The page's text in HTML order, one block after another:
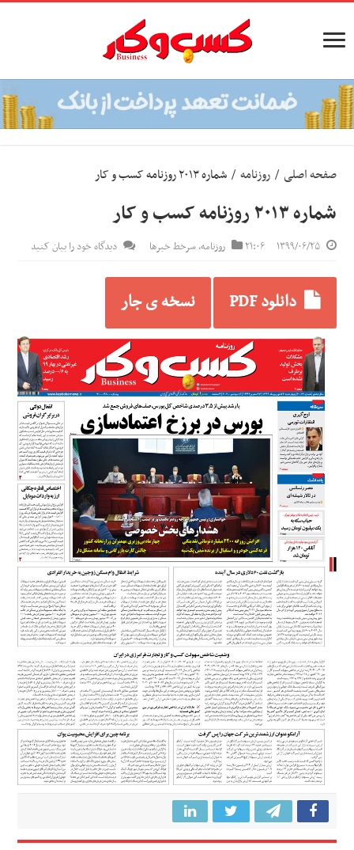
صفحه اصلی / روزنامه / شماره ۲۰۱۳ روزنامه کسب و کار
شماره ۲۰۱۳ روزنامه کسب و کار
۱۳۹۹/۰۶/۲۵ ۲۱:۰۶ روزنامه,سرخط خبرها دیدگاه خود را بیان کنید
دانلود PDF نسخه ی جار